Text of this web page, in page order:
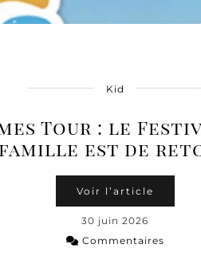
Kid
Tour : le
famille est de
Voir l’article
30 juin 2026
Commentaires